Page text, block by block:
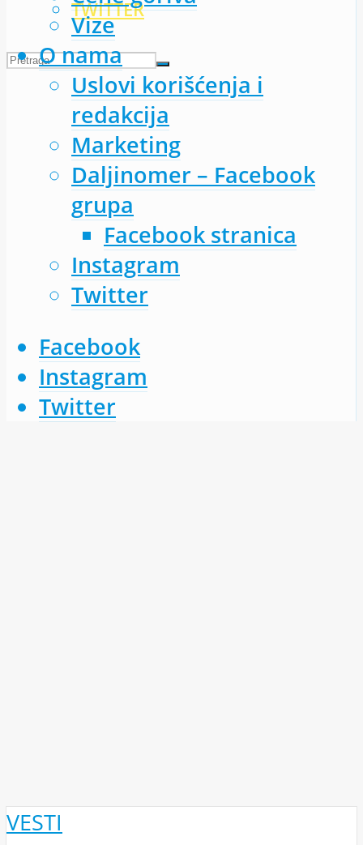
TWITTER
Vize
O nama
Uslovi korišćenja i
redakcija
Marketing
Daljinomer – Facebook
grupa
Facebook stranica
Instagram
Twitter
Facebook
Instagram
Twitter
VESTI